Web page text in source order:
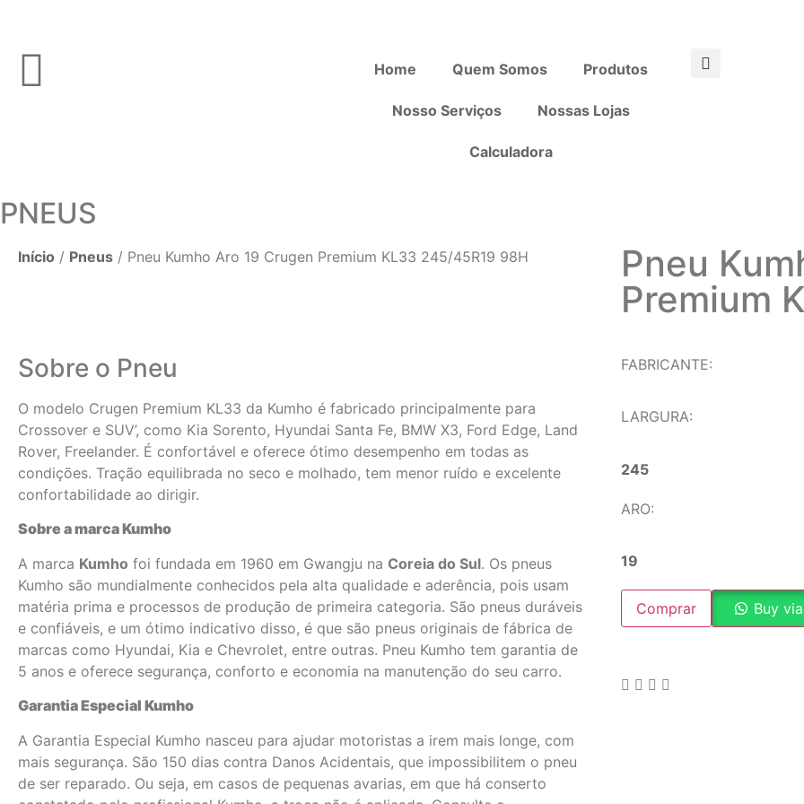
Home Quem Somos Produtos
Nosso Serviços Nossas Lojas
Calculadora
PNEUS
Início / Pneus / Pneu Kumho Aro 19 Crugen Premium KL33 245/45R19 98H
Sobre o Pneu
O modelo Crugen Premium KL33 da Kumho é fabricado principalmente para
Crossover e SUV’, como Kia Sorento, Hyundai Santa Fe, BMW X3, Ford Edge, Land
Rover, Freelander. É confortável e oferece ótimo desempenho em todas as
condições. Tração equilibrada no seco e molhado, tem menor ruído e excelente
confortabilidade ao dirigir.
Sobre a marca Kumho
A marca Kumho foi fundada em 1960 em Gwangju na Coreia do Sul. Os pneus
Kumho são mundialmente conhecidos pela alta qualidade e aderência, pois usam
matéria prima e processos de produção de primeira categoria. São pneus duráveis
e confiáveis, e um ótimo indicativo disso, é que são pneus originais de fábrica de
marcas como Hyundai, Kia e Chevrolet, entre outras. Pneu Kumho tem garantia de
5 anos e oferece segurança, conforto e economia na manutenção do seu carro.
Garantia Especial Kumho
A Garantia Especial Kumho nasceu para ajudar motoristas a irem mais longe, com
mais segurança. São 150 dias contra Danos Acidentais, que impossibilitem o pneu
de ser reparado. Ou seja, em casos de pequenas avarias, em que há conserto
Pneu
Premium
FABRICANTE:
LARGURA:
245
ARO:
19
Comprar Buy